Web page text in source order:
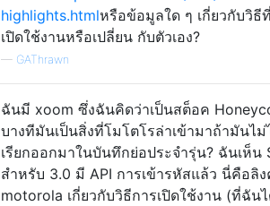
highlights.htmlหรือข้อมูลใด ๆ เกี่ยวกับวิ
เปิดใช้งานหรือเปลี่ยน กับตัวเอง?
— GAThrawn
ฉันมี xoom ซึ่งฉันคิดว่าเป็นสต็อค
บางทีมันเป็นสิ่งที่โมโตโรล่าเข้ามาถ้ามันไม่
เรียกออกมาในบันทึกย่อประจำรุ่น? ฉันเห็น
สำหรับ 3.0 มี API การเข้ารหัสแล้ว นี่คือลิ
motorola เกี่ยวกับวิธีการเปิดใช้งาน (ที่ฉัน